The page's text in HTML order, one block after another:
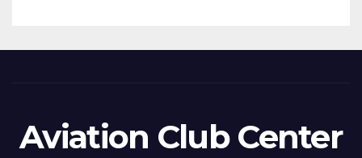
Aviation Club Center